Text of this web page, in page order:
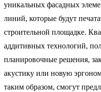
уникальных фасадных
линий, которые будут
строительной площадке.
аддитивных технологий,
планировочные решения,
акустику или новую
таким образом, смогут